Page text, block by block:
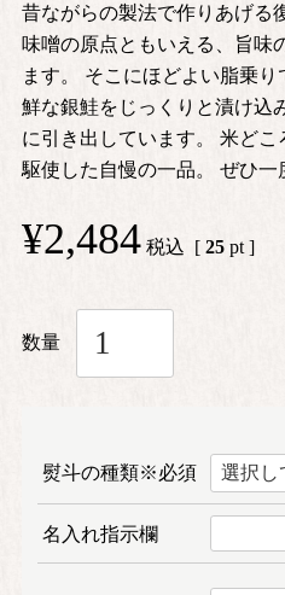
昔ながらの製法で作りあげる
味噌の原点ともいえる、旨味
ます。 そこにほどよい脂乗
鮮な銀鮭をじっくりと漬け込
に引き出しています。 米ど
駆使した自慢の一品。 ぜひ一
¥2,484 税込 [ 25 pt ]
熨斗の種類※必須
名入れ指示欄